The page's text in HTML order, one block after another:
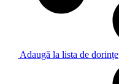
Adaugă la lista de dorințe